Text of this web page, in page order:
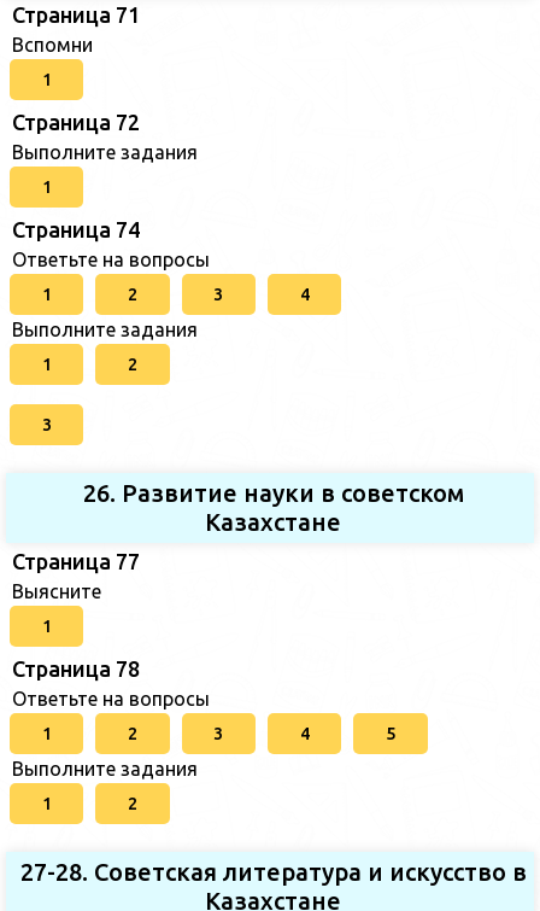
Страница 71
Вспомни
1
Страница 72
Выполните задания
1
Страница 74
Ответьте на вопросы
1 2 3 4
Выполните задания
1 2
3
26. Развитие науки в советском
Казахстане
Страница 77
Выясните
1
Страница 78
Ответьте на вопросы
1 2 3 4 5
Выполните задания
1 2
27-28. Советская литература и искусство в
Казахстане